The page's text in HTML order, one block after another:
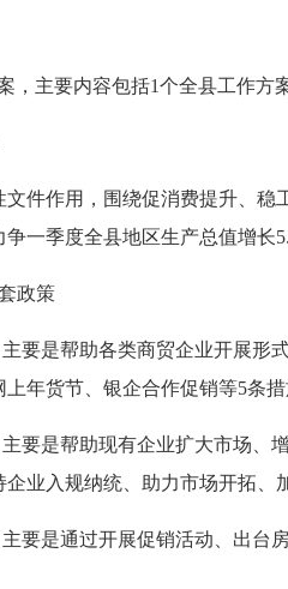
主要内容包括1个全县工作方
作用，围绕促消费提升、稳
一季度全县地区生产总值增长
政策
是帮助各类商贸企业开展形
年货节、银企合作促销等5条措
是帮助现有企业扩大市场、
业入规纳统、助力市场开拓、
是通过开展促销活动、出台